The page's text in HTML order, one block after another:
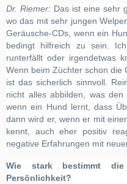
Dr. Riemer: Das ist eine sehr
wo das mit sehr jungen
Geräusche-CDs, wenn ein
bedingt hilfreich zu sein.
runterfällt oder irgendetwas
Wenn beim Züchter schon die
ist das sicherlich sinnvoll.
nicht alles abbilden, was
wenn ein Hund lernt, dass
dann wird er, wenn er mit
kennt, auch eher positiv
negative Erfahrungen mit
Wie stark bestimmt
Persönlichkeit?